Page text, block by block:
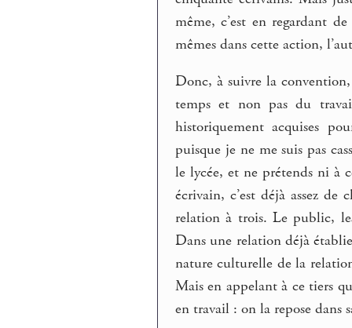
même, c’est en regardant
mêmes dans cette action,
Donc, à suivre la
temps et non pas du
historiquement acquises
puisque je ne me suis pas
le lycée, et ne prétends ni à
écrivain, c’est déjà assez
relation à trois. Le public,
Dans une relation déjà
nature culturelle de la
Mais en appelant à ce tiers
en travail : on la repose dans